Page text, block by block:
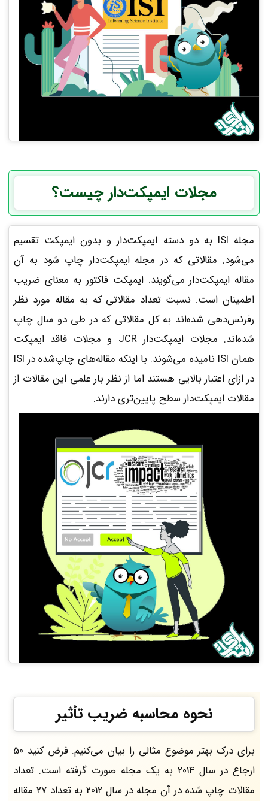
مجلات ایمپکت‌دار چیست؟
مجله ISI به دو دسته ایمپکت‌دار و بدون ایمپکت تقسیم
می‌شود. مقالاتی که در مجله ایمپکت‌دار چاپ شود به آن
مقاله ایمپکت‌دار می‌گویند. ایمپکت فاکتور به معنای ضریب
اطمینان است. نسبت تعداد مقالاتی که به مقاله مورد نظر
رفرنس‌دهی شده‌اند به‌ کل مقالاتی که در طی دو سال چاپ
شده‌اند. مجلات ایمپکت‌دار JCR و مجلات فاقد ایمپکت
همان ISI نامیده می‌شوند. با اینکه مقاله‌های چاپ‌شده در ISI
در ازای اعتبار بالایی هستند اما از نظر بار علمی این مقالات از
مقالات ایمپکت‌دار سطح پایین‌تری دارند.
نحوه محاسبه ضریب تأثیر
برای درک بهتر موضوع مثالی را بیان می‌کنیم. فرض کنید 50
ارجاع در سال 2014 به یک مجله صورت گرفته است. تعداد
مقالات چاپ شده در آن مجله در سال 2012 به تعداد 27 مقاله